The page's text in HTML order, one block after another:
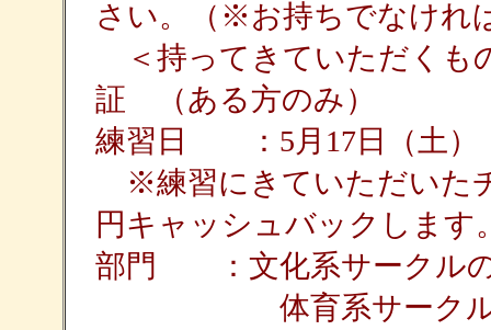
さい。（※お持ちでなけれ
＜持ってきていただくも
証 （ある方のみ）
練習日 ：5月17日（土）
※練習にきていただいた
円キャッシュバックします
部門 ：文化系サークル
体育系サークルの